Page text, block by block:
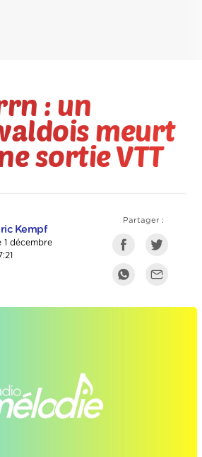
: un
meurt
sortie VTT
Kempf
1 décembre
Partager :